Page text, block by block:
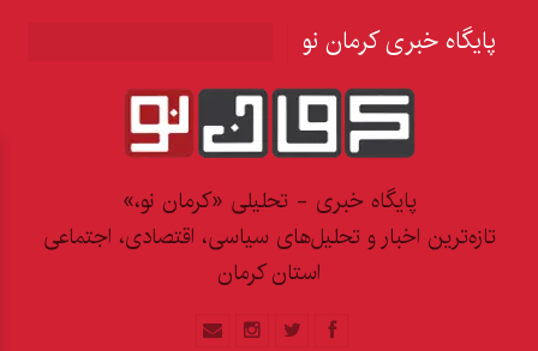
پایگاه خبری کرمان نو
پایگاه خبری - تحلیلی «کرمان نو،»
تازه‌ترین اخبار و تحلیل‌های سیاسی، اقتصادی، اجتماعی
استان کرمان